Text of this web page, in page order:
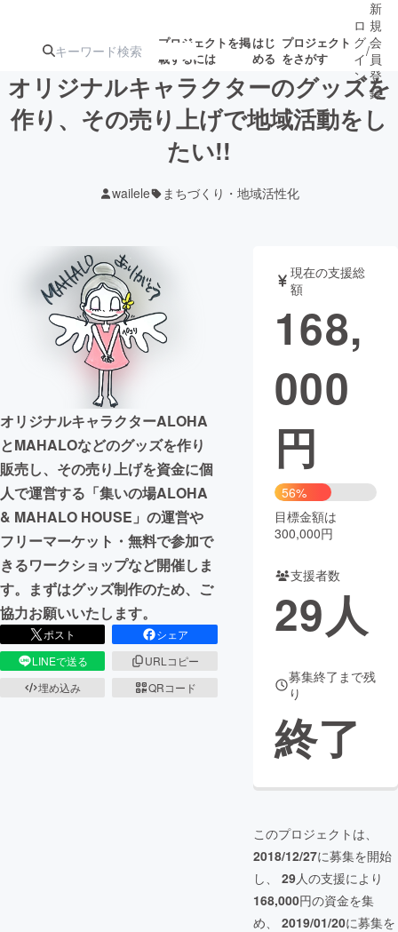
プロジェクトを掲
載するには
はじ
める
プロジェクト
をさがす
注目の新着プロ募集終了が近いプ
テクノロジー・ガジェット
映像・映画 書籍・雑誌
ビジネス・起業 チャレンジ
まちづくり・地域活性化
CAMPFIRE for Social Good
CAMPFIRE Creation
CAMPFIREふるさと納税
コミュニティ
ロ
グ
イ
ン
/
新
規
会
員
登
録
オリジナルキャラクターのグッズを
作り、その売り上げで地域活動をし
たい!!
wailele まちづくり・地域活性化
オリジナルキャラクターALOHA
とMAHALOなどのグッズを作り
販売し、その売り上げを資金に個
人で運営する「集いの場ALOHA
& MAHALO HOUSE」の運営や
フリーマーケット・無料で参加で
きるワークショップなど開催しま
す。まずはグッズ制作のため、ご
協力お願いいたします。
ポスト
シェア
LINEで送る
URLコピー
埋め込み
QRコード
現在の支援総
額
168,
000
円
56%
目標金額は
300,000円
支援者数
29人
募集終了まで残
り
終了
このプロジェクトは、
2018/12/27に募集を開始
し、 29人の支援により
168,000円の資金を集
め、 2019/01/20に募集を